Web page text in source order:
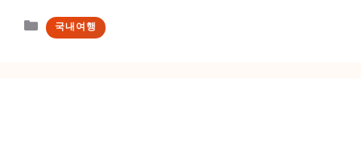
카
테
국내여행